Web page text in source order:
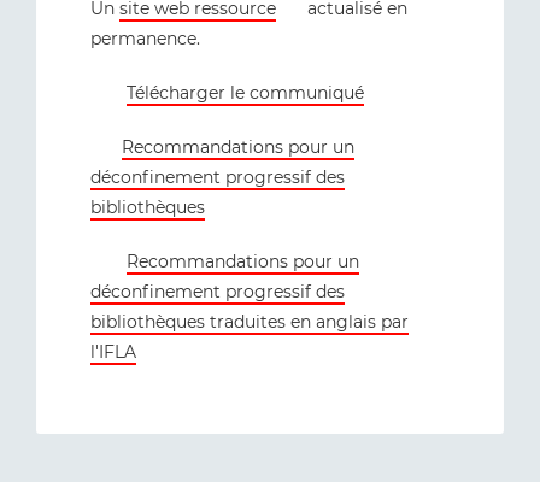
Un site web ressource
actualisé en
permanence.
Télécharger le communiqué
Recommandations pour un
déconfinement progressif des
bibliothèques
Recommandations pour un
déconfinement progressif des
bibliothèques traduites en anglais par
l'IFLA